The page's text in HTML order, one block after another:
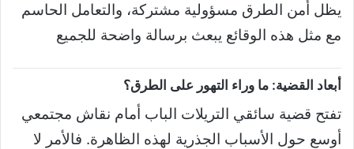
يظل أمن الطرق مسؤولية مشتركة، والتعامل الحاسم
مع مثل هذه الوقائع يبعث برسالة واضحة للجميع
أبعاد القضية: ما وراء التهور على الطرق؟
تفتح قضية سائقي التريلات الباب أمام نقاش مجتمعي
أوسع حول الأسباب الجذرية لهذه الظاهرة. فالأمر لا